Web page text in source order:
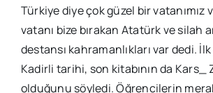
Türkiye diye çok güzel bir vatanımız
vatanı bize bırakan Atatürk ve silah
destansı kahramanlıkları var dedi. İlk
Kadirli tarihi, son kitabının da Kars_
olduğunu söyledi. Öğrencilerin